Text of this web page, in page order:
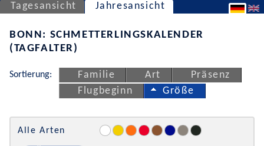
Tagesansicht Jahresansicht
BONN: SCHMETTERLINGSKALENDER
(TAGFALTER)
Sortierung: Familie Art
Präsenz
Flugbeginn
Größe
Alle Arten